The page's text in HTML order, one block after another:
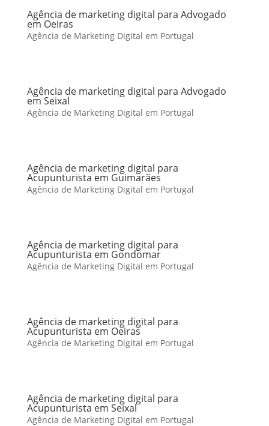
Agência de marketing digital para Advogado
em Oeiras
Agência de Marketing Digital em Portugal
Agência de marketing digital para Advogado
em Seixal
Agência de Marketing Digital em Portugal
Agência de marketing digital para
Acupunturista em Guimarães
Agência de Marketing Digital em Portugal
Agência de marketing digital para
Acupunturista em Gondomar
Agência de Marketing Digital em Portugal
Agência de marketing digital para
Acupunturista em Oeiras
Agência de Marketing Digital em Portugal
Agência de marketing digital para
Acupunturista em Seixal
Agência de Marketing Digital em Portugal